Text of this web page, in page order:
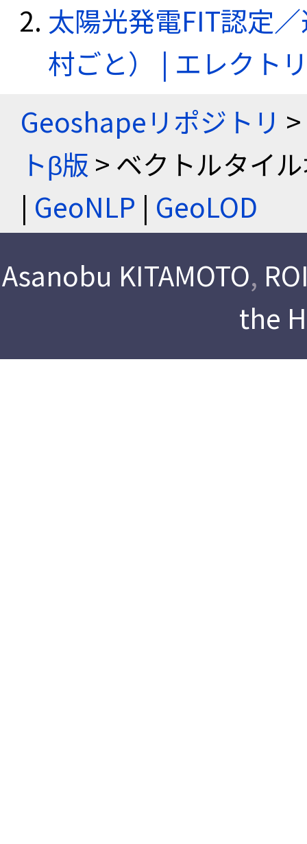
太陽光発電FIT認定
村ごと） | エレクト
Geoshapeリポジトリ >
トβ版 > ベクトルタイ
| GeoNLP | GeoLOD
Asanobu KITAMOTO,
the